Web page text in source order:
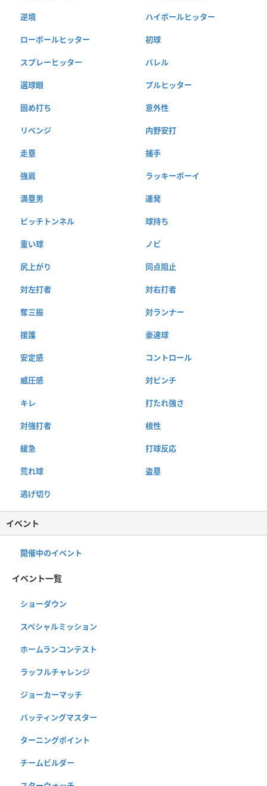
逆境 ハイボールヒッター
ローボールヒッター 初球
スプレーヒッター バレル
選球眼 プルヒッター
固め打ち 意外性
リベンジ 内野安打
走塁 捕手
強肩 ラッキーボーイ
満塁男 連発
ピッチトンネル 球持ち
重い球 ノビ
尻上がり 同点阻止
対左打者 対右打者
奪三振 対ランナー
援護 豪速球
安定感 コントロール
威圧感 対ピンチ
キレ 打たれ強さ
対強打者 根性
緩急 打球反応
荒れ球 盗塁
逃げ切り
イベント
開催中のイベント
イベント一覧
ショーダウン
スペシャルミッション
ホームランコンテスト
ラッフルチャレンジ
ジョーカーマッチ
バッティングマスター
ターニングポイント
チームビルダー